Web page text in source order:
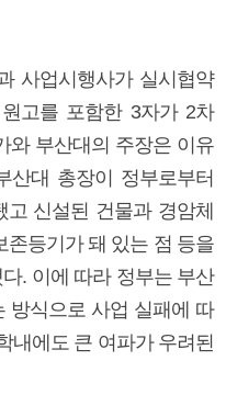
사업시행사가 실시협약
고를 포함한 3자가 2차
와 부산대의 주장은 이유
산대 총장이 정부로부터
고 신설된 건물과 경암체
존등기가 돼 있는 점 등을
. 이에 따라 정부는 부산
방식으로 사업 실패에 따
내에도 큰 여파가 우려된